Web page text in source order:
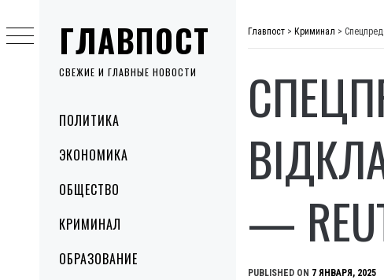
ГЛАВПОСТ
СВЕЖИЕ И ГЛАВНЫЕ НОВОСТИ
MenuПОЛИТИКА
ЭКОНОМИКА
ОБЩЕСТВО
КРИМИНАЛ
ОБРАЗОВАНИЕ
to
content
Главпост > Криминал >
—
PUBLISHED ON 7 ЯНВАРЯ, 2025